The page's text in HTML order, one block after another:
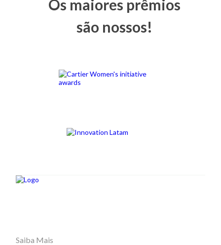
Os maiores prêmios
são nossos!
Saiba Mais